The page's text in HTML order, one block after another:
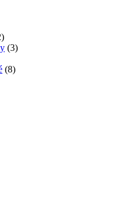
(3)
(8)